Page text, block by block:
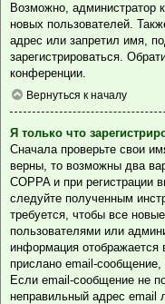
Возможно, администратор
новых пользователей.
адрес или запретил имя,
зарегистрироваться.
конференции.
Вернуться к началу
Я только что
Сначала проверьте свои
верны, то возможны два
COPPA и при регистрации
следуйте полученным
требуется, чтобы все
пользователями или
информация отображается
прислано email-сообщение,
Если email-сообщение не
неправильный адрес email